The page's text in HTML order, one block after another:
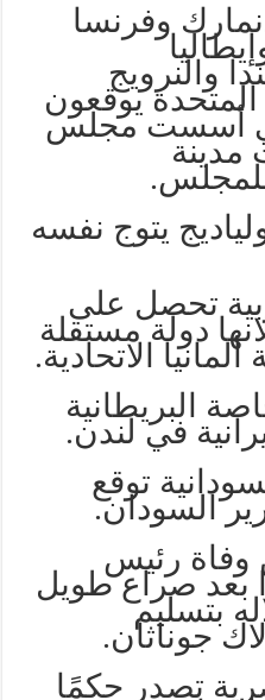
وفرنسا
والنرويج
يوقعون
أسست مجلس
مدينة
يتوج نفسه
تحصل على
دولة مستقلة
الاتحادية.
البريطانية
في لندن.
توقع
السودان.
عن وفاة رئيس
بعد صراع طويل
بتسليم
جوناثان.
تصدر حكمًا